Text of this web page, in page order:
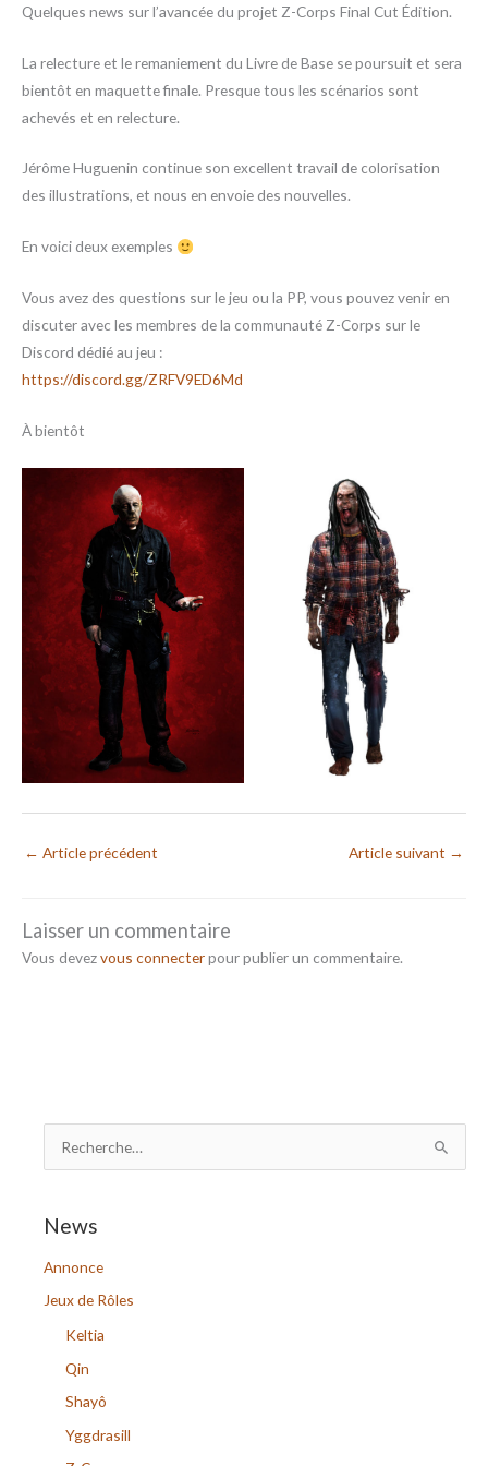
h
e
r
News
Annonce
Jeux de Rôles
Keltia
Qin
Shayô
Yggdrasill
Quelques news sur l’avancée du projet Z-Corps Final Cut Édition.
La relecture et le remaniement du Livre de Base se poursuit et sera
bientôt en maquette finale. Presque tous les scénarios sont
achevés et en relecture.
Jérôme Huguenin continue son excellent travail de colorisation
des illustrations, et nous en envoie des nouvelles.
En voici deux exemples
Vous avez des questions sur le jeu ou la PP, vous pouvez venir en
discuter avec les membres de la communauté Z-Corps sur le
Discord dédié au jeu :
https://discord.gg/ZRFV9ED6Md
À bientôt
← Article précédent Article suivant →
Laisser un commentaire
Vous devezvous connecterpour publier un commentaire.